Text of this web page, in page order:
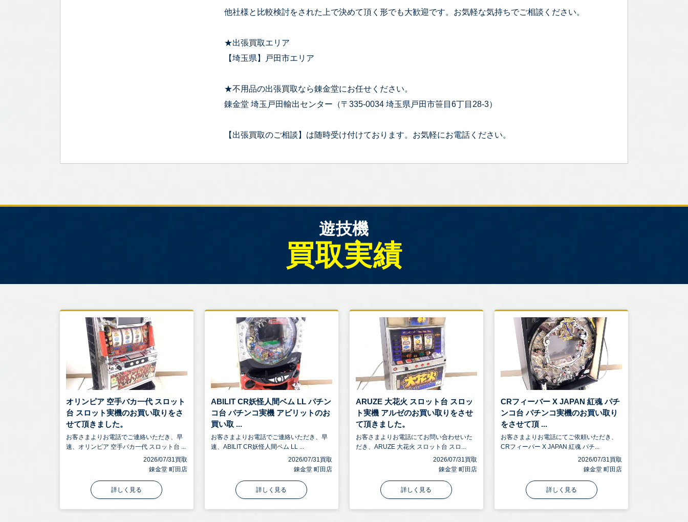
他社様と比較検討をされた上で決めて頂く形でも大歓迎です。お気軽な気持ちでご相談ください。
★出張買取エリア
【埼玉県】戸田市エリア
★不用品の出張買取なら錬金堂にお任せください。
錬金堂 埼玉戸田輸出センター（〒335-0034 埼玉県戸田市笹目6丁目28-3）
【出張買取のご相談】は随時受け付けております。お気軽にお電話ください。
遊技機
買取実績
オリンピア 空手バカ一代 スロット
台 スロット実機のお買い取りをさ
せて頂きました。
お客さまよりお電話でご連絡いただき、早
速、オリンピア 空手バカ一代 スロット台 ...
2026/07/31買取
錬金堂 町田店
詳しく見る
ABILIT CR妖怪人間ベム LL パチン
コ台 パチンコ実機 アビリットのお
買い取 ...
お客さまよりお電話でご連絡いただき、早
速、ABILIT CR妖怪人間ベム LL ...
2026/07/31買取
錬金堂 町田店
詳しく見る
ARUZE 大花火 スロット台 スロッ
ト実機 アルゼのお買い取りをさせ
て頂きました。
お客さまよりお電話にてお問い合わせいた
だき、ARUZE 大花火 スロット台 スロ...
2026/07/31買取
錬金堂 町田店
詳しく見る
CRフィーバー X JAPAN 紅魂 パチ
ンコ台 パチンコ実機のお買い取り
をさせて頂 ...
お客さまよりお電話にてご依頼いただき、
CRフィーバー X JAPAN 紅魂 パチ...
2026/07/31買取
錬金堂 町田店
詳しく見る